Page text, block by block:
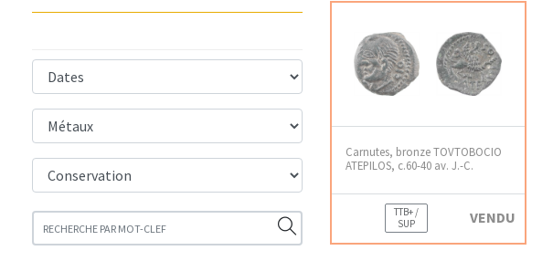
Carnutes, bronze TOVTOBOCIO
ATEPILOS, c.60-40 av. J.-C.
TTB+ /
SUP
VENDU